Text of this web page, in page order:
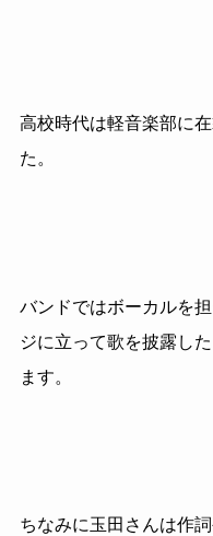
高校時代は軽音楽部に
た。
バンドではボーカルを
ジに立って歌を披露し
ます。
ちなみに玉田さんは作